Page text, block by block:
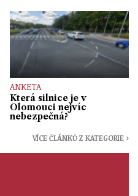
ANKETA
Která silnice je v
Olomouci nejvíc
nebezpečná?
VÍCE ČLÁNKŮ Z KATEGORIE ›